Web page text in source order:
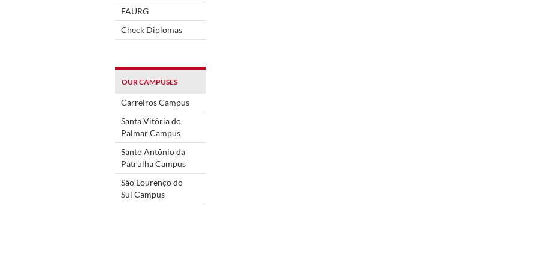
FAURG
Check Diplomas
OUR CAMPUSES
Carreiros Campus
Santa Vitória do
Palmar Campus
Santo Antônio da
Patrulha Campus
São Lourenço do
Sul Campus